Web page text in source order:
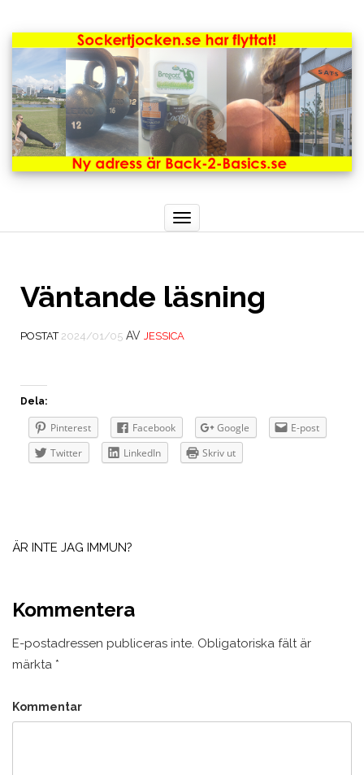
Toggle
navigation
Väntande läsning
POSTAT 2024/01/05 AV JESSICA
Dela:
Pinterest Facebook Google
E-post
Twitter
LinkedIn Skriv ut
ÄR INTE JAG IMMUN?
Kommentera
E-postadressen publiceras inte. Obligatoriska fält är
märkta *
Kommentar